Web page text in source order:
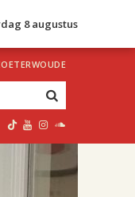
8 augustus
uur 1 van 2
Volgend uur